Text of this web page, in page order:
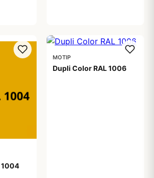
1004
MOTIP
Dupli Color RAL 1006